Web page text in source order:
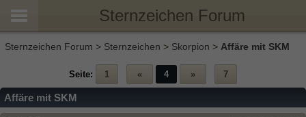
Sternzeichen Forum
Sternzeichen Forum > Sternzeichen > Skorpion > Affäre mit SKM
Seite: 1 « 4 » 7
Affäre mit SKM